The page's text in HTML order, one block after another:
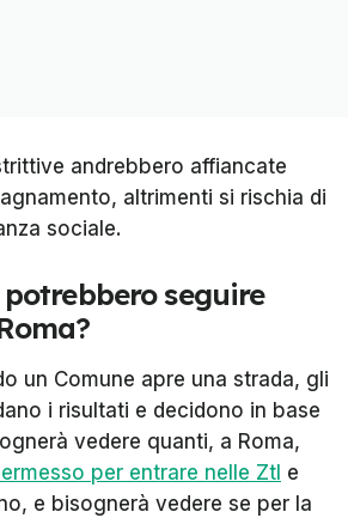
andrebbero affiancate
altrimenti si rischia di
sociale.
seguire
un Comune apre una strada, gli
i risultati e decidono in base
vedere quanti, a Roma,
per entrare nelle Ztl e
e bisognerà vedere se per la